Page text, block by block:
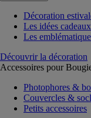
Décoration
Les idées cadeaux
Les
Découvrir la décoration
Accessoires pour
Photophores &
Couvercles &
Petits accessoires